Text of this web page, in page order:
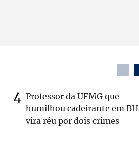
Professor da UFMG que
humilhou cadeirante em BH
vira réu por dois crimes